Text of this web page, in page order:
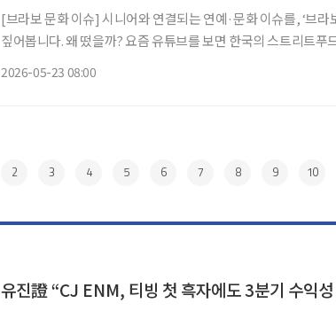
[브라보 문화 이슈] 시니어와 연결되는 연예·문화 이슈를, ‘브라
짚어봅니다. 왜 떴을까? 요즘 유튜브를 보면 한국의 스트리트푸드(길거리 음식)를 조명한 콘
2026-05-23 08:00
2 3 4 5 6 7 8 9 10